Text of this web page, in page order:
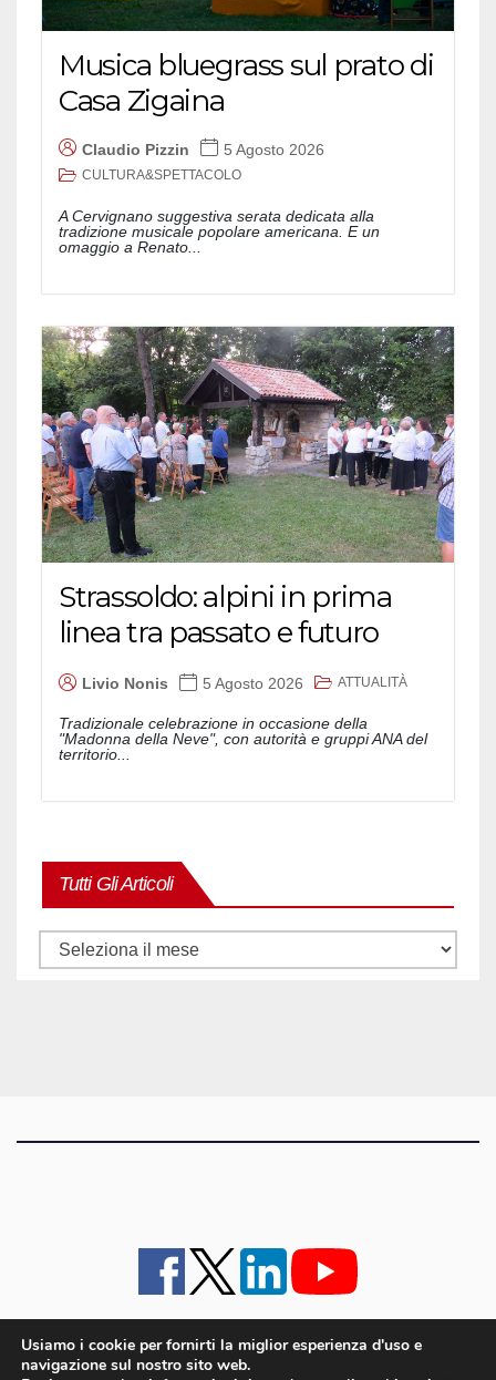
Musica bluegrass sul prato di
Casa Zigaina
Claudio Pizzin 5 Agosto 2026
CULTURA&SPETTACOLO
A Cervignano suggestiva serata dedicata alla
tradizione musicale popolare americana. E un
omaggio a Renato...
Strassoldo: alpini in prima
linea tra passato e futuro
Livio Nonis 5 Agosto 2026 ATTUALITÀ
Tradizionale celebrazione in occasione della
"Madonna della Neve", con autorità e gruppi ANA del
territorio...
Tutti Gli Articoli
Tutti
iMagazine · contatti e staff · lavora con noi
Usiamo i cookie per fornirti la miglior esperienza d'uso e
navigazione sul nostro sito web.